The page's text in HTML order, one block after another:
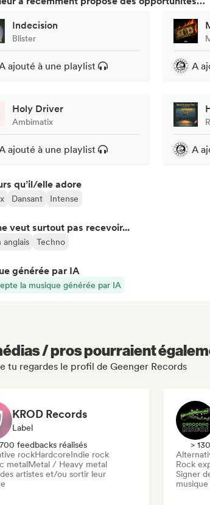
Indecision
Blister
ajouté à une playlist A
Holy Driver
Ambimatix
ajouté à une playlist A
qu’il/elle adore
Dansant Intense
veut surtout pas recevoir...
anglais Techno
générée par IA
la musique générée par IA
/ pros pourraient
tu regardes le profil de Geenger Records
KROD Records
Label
feedbacks réalisés
rockHardcoreIndie rock
metalMetal / Heavy metal
artistes et/ou sortir leur
>
Rock
Signer
musique